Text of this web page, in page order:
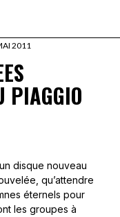
2011
PIAGGIO
disque nouveau
qu’attendre
éternels pour
les groupes à